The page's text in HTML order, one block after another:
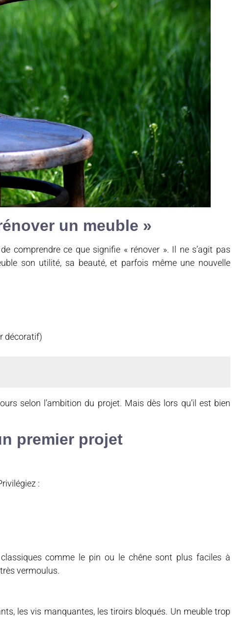
un meuble »
comprendre ce que signifie « rénover ». Il ne s’agit pas
son utilité, sa beauté, et parfois même une nouvelle
décoratif)
selon l’ambition du projet. Mais dès lors qu’il est bien
premier projet
:
comme le pin ou le chêne sont plus faciles à
vermoulus.
les vis manquantes, les tiroirs bloqués. Un meuble trop